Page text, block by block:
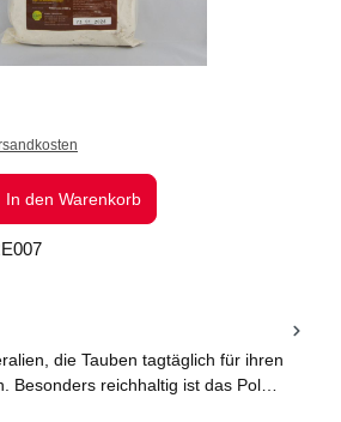
gewünschten Wert ein oder benutze die
In den Warenkorb
die Tauben tagtäglich für ihren
Besonders reichhaltig ist das Pol…